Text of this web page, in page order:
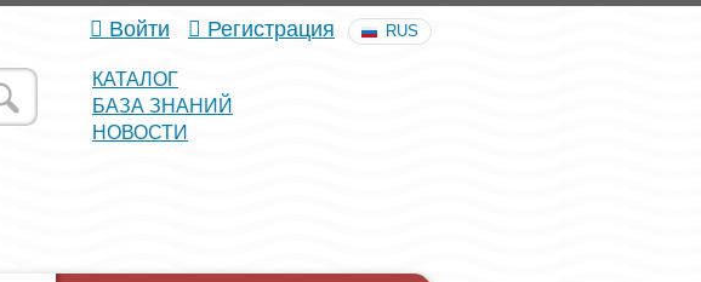
КАТАЛОГ
БАЗА ЗНАНИЙ
НОВОСТИ
Войти Регистрация RUS